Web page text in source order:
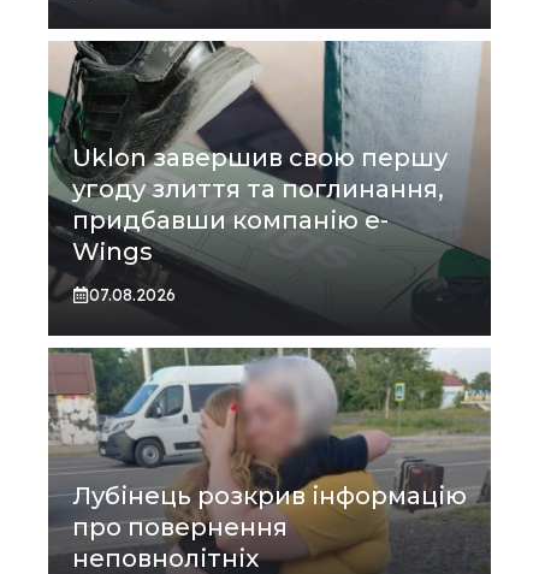
Uklon завершив свою першу
угоду злиття та поглинання,
придбавши компанію e-
Wings
07.08.2026
Лубінець розкрив інформацію
про повернення
неповнолітніх